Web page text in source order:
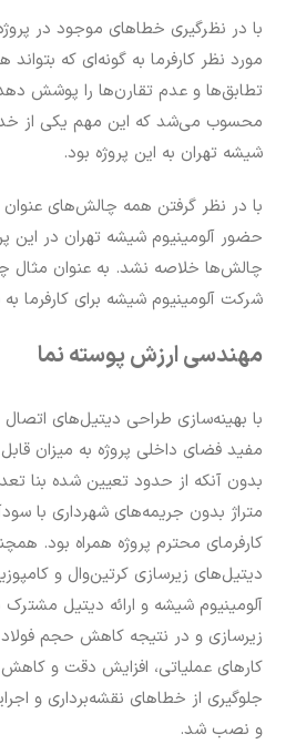
با در نظرگیری خطاهای موجود در
مورد نظر کارفرما به گونه‌ای که
تطابق‌ها و عدم تقارن‌ها را پوشش
محسوب می‌شد که این مهم یکی از
شیشه تهران به این پروژه بود.
با در نظر گرفتن همه چالش‌های
حضور آلومینیوم شیشه تهران در این
چالش‌ها خلاصه نشد. به عنوان مثال
شرکت آلومینیوم شیشه برای کارفرما
مهندسی ارزش پوسته نما
با بهینه‌سازی طراحی دیتیل‌های
مفید فضای داخلی پروژه به میزان
بدون آنکه از حدود تعیین شده بنا
متراژ بدون جریمه‌های شهرداری با
کارفرمای محترم پروژه همراه بود.
دیتیل‌های زیرسازی کرتین‌وال و
آلومینیوم شیشه و ارائه دیتیل
زیرسازی و در نتیجه کاهش حجم
کارهای عملیاتی، افزایش دقت و
جلوگیری از خطاهای نقشه‌برداری و
و نصب شد.